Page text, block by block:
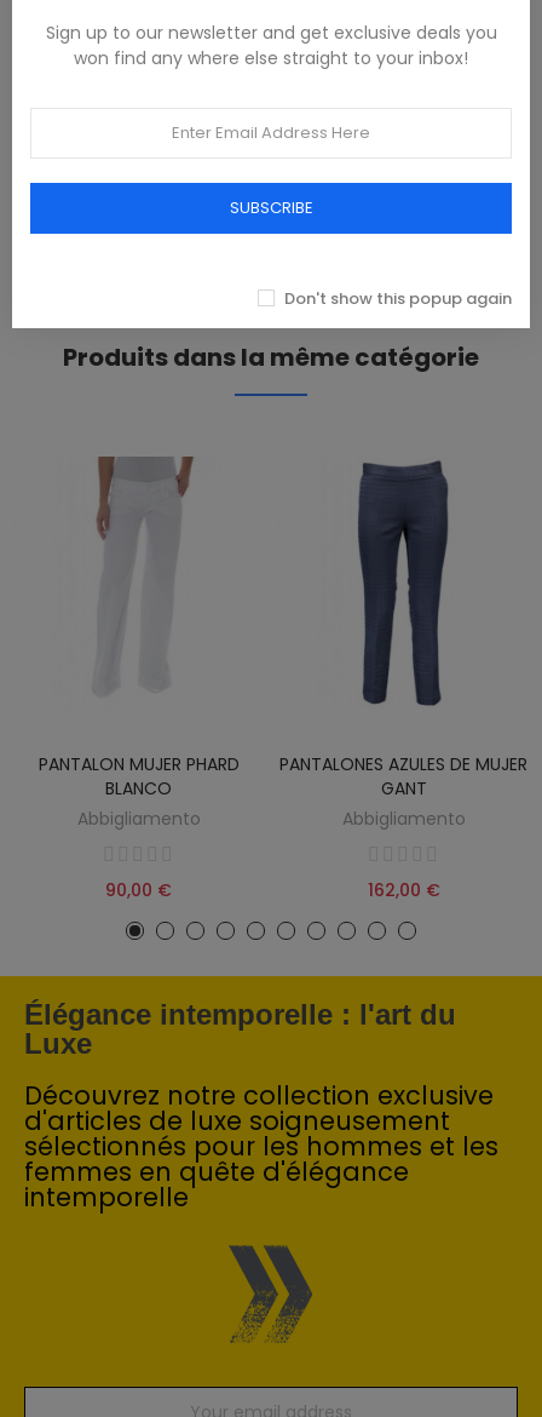
DESCRIPTION
bordado, logotipo, algodón orgánico
Produits dans la même catégorie
PANTALON MUJER PHARD
BLANCO
Abbigliamento
90,00 €
PANTALONES AZULES DE MUJER
GANT
Abbigliamento
162,00 €
Élégance intemporelle : l'art du
Luxe
Découvrez notre collection exclusive
d'articles de luxe soigneusement
sélectionnés pour les hommes et les
femmes en quête d'élégance
intemporelle
Sign up to our newsletter and get exclusive deals you
won find any where else straight to your inbox!
SUBSCRIBE
Don't show this popup again